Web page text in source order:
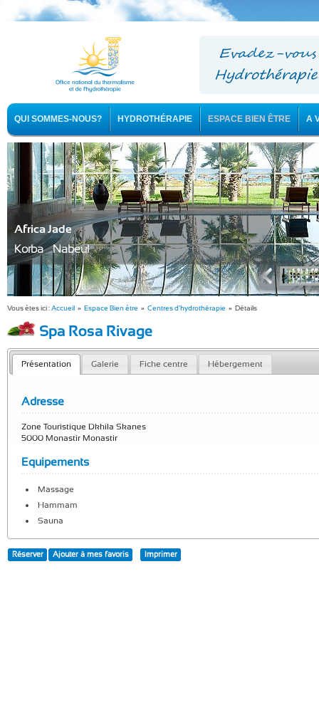
QUI SOMMES-NOUS? HYDROTHÉRAPIE ESPACE BIEN ÊTRE A
Africa Jade
Korba - Nabeul
Vous êtes ici :Accueil » Espace Bien être » Centres d'hydrothérapie » Détails
Spa Rosa Rivage
Présentation Galerie Fiche centre Hébergement
Adresse
Zone Touristique Dkhila Skanes
5000 Monastir Monastir
Equipements
Massage
Hammam
Sauna
Réserver Ajouter à mes favoris Imprimer